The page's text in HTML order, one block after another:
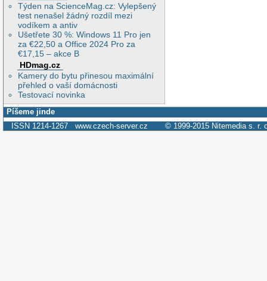
Týden na ScienceMag.cz: Vylepšený
test nenašel žádný rozdíl mezi
vodíkem a antiv
Ušetřete 30 %: Windows 11 Pro jen
za €22,50 a Office 2024 Pro za
€17,15 – akce B
HDmag.cz
Kamery do bytu přinesou maximální
přehled o vaší domácnosti
Testovací novinka
Píšeme jinde
ISSN 1214-1267 www.czech-server.cz © 1999-2015 Nitemedia s. r.